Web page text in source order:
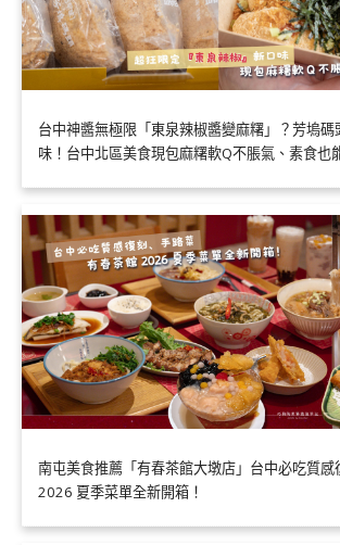
台中神醬無極限「東泉辣椒醬變麻糬」？芳塢碼
味！台中北區美食現包麻糬軟Q不脹氣、素食也
南屯美食推薦「有春茶館大墩店」台中必吃質感
2026 夏季菜單全新開箱！